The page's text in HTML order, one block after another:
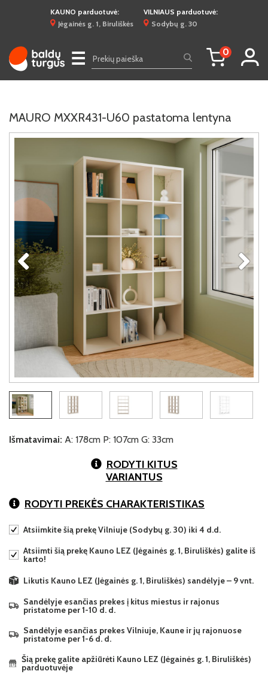
KAUNO parduotuvė:
Jėgainės g. 1, Biruliškės
VILNIAUS parduotuvė:
Sodybų g. 30
☰ 0
MAURO MXXR431-U60 pastatoma lentyna
Išmatavimai: A: 178cm P: 107cm G: 33cm
RODYTI KITUS
VARIANTUS
RODYTI PREKĖS CHARAKTERISTIKAS
Atsiimkite šią prekę Vilniuje (Sodybų g. 30) iki 4 d.d.
Atsiimti šią prekę Kauno LEZ (Jėgainės g. 1, Biruliškės) galite iš
karto!
Likutis Kauno LEZ (Jėgainės g. 1, Biruliškės) sandėlyje – 9 vnt.
Sandėlyje esančias prekes į kitus miestus ir rajonus
pristatome per 1-10 d. d.
Sandėlyje esančias prekes Vilniuje, Kaune ir jų rajonuose
pristatome per 1-6 d. d.
Šią prekę galite apžiūrėti Kauno LEZ (Jėgainės g. 1, Biruliškės)
parduotuvėje